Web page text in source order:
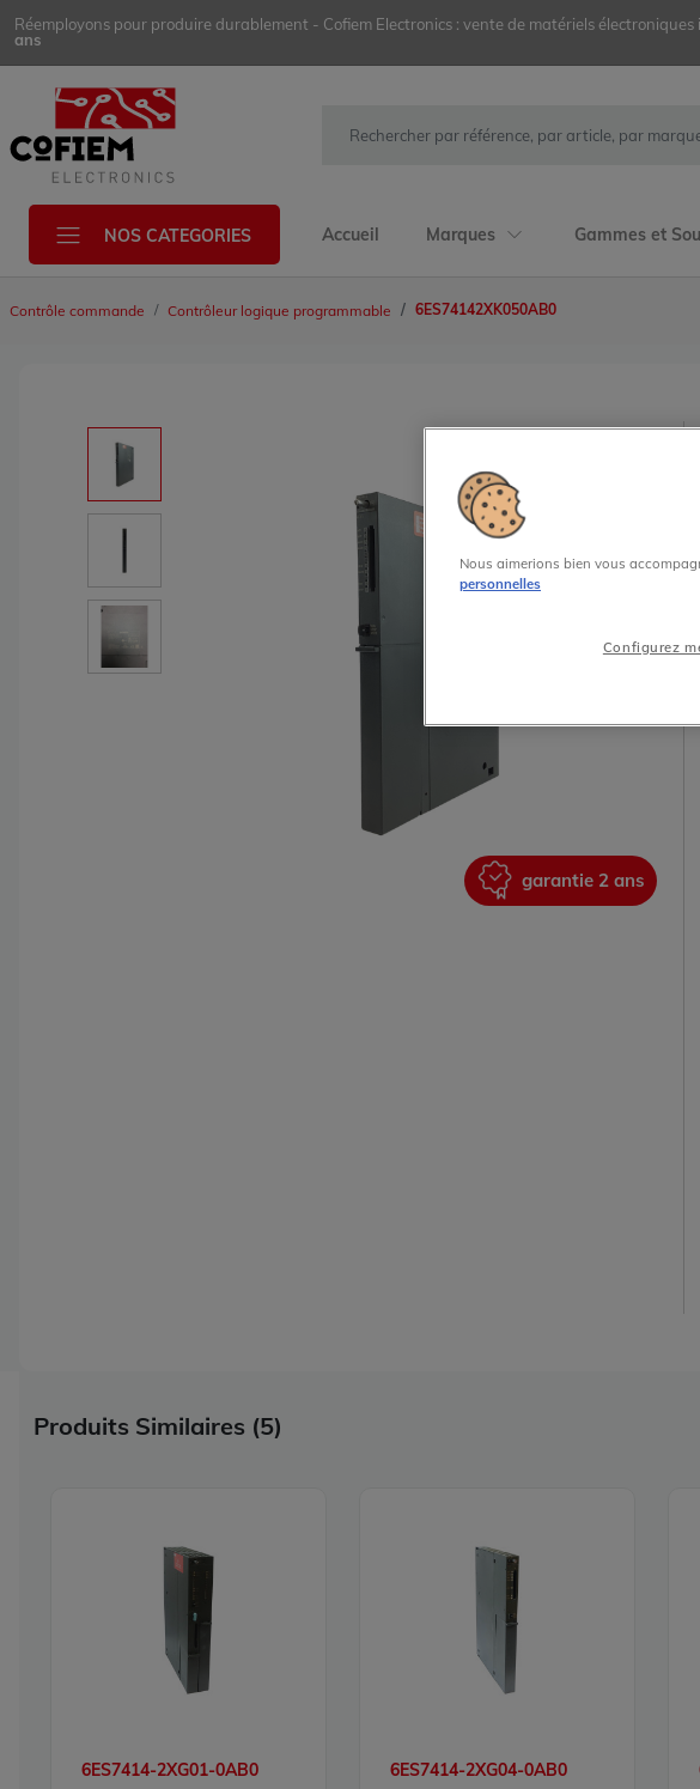
Réemployons pour produire durablement - Cofiem Electronics : vente de matériels
ans
NOS CATEGORIES Accueil Marques Gammes et
Contrôle commande Contrôleur logique programmable 6ES74142XK050AB0
garantie 2 ans
Produits Similaires (5)
6ES7414-2XG01-0AB0
6ES7414-2XG04-0AB0
Nous aimerions bien vous
personnelles
Configurez